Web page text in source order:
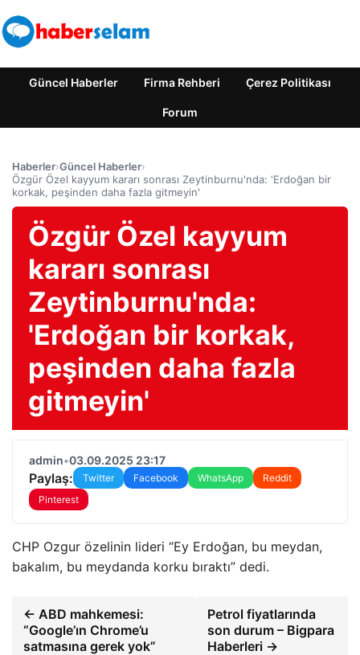
Güncel Haberler Firma Rehberi Çerez Politikası
Forum
Haberler›Güncel Haberler›
Özgür Özel kayyum kararı sonrası Zeytinburnu'nda: 'Erdoğan bir
korkak, peşinden daha fazla gitmeyin'
Özgür Özel kayyum
kararı sonrası
Zeytinburnu'nda:
'Erdoğan bir korkak,
peşinden daha fazla
gitmeyin'
admin•03.09.2025 23:17
Paylaş: Twitter Facebook WhatsApp
Reddit
Pinterest
CHP Ozgur özelinin lideri “Ey Erdoğan, bu meydan,
bakalım, bu meydanda korku bıraktı” dedi.
← ABD mahkemesi:
“Google’ın Chrome’u
satmasına gerek yok”
Petrol fiyatlarında
son durum – Bigpara
Haberleri →